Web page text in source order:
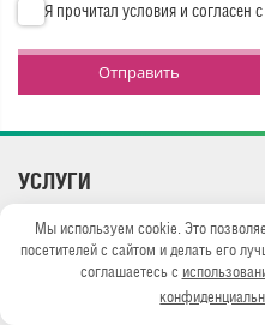
Я прочитал условия и согласен с
Отправить
УСЛУГИ
Продажа окон Рехау
Установка дверей
Остекление балконов
Отделка балконов и лоджий
Мы используем cookie. Это
посетителей с сайтом и делать его
соглашаетесь с